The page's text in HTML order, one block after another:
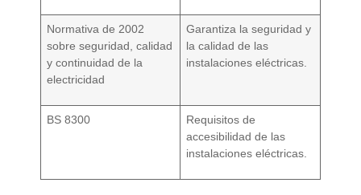
Normativa de 2002
sobre seguridad, calidad
y continuidad de la
electricidad
Garantiza la seguridad y
la calidad de las
instalaciones eléctricas.
BS 8300
Requisitos de
accesibilidad de las
instalaciones eléctricas.